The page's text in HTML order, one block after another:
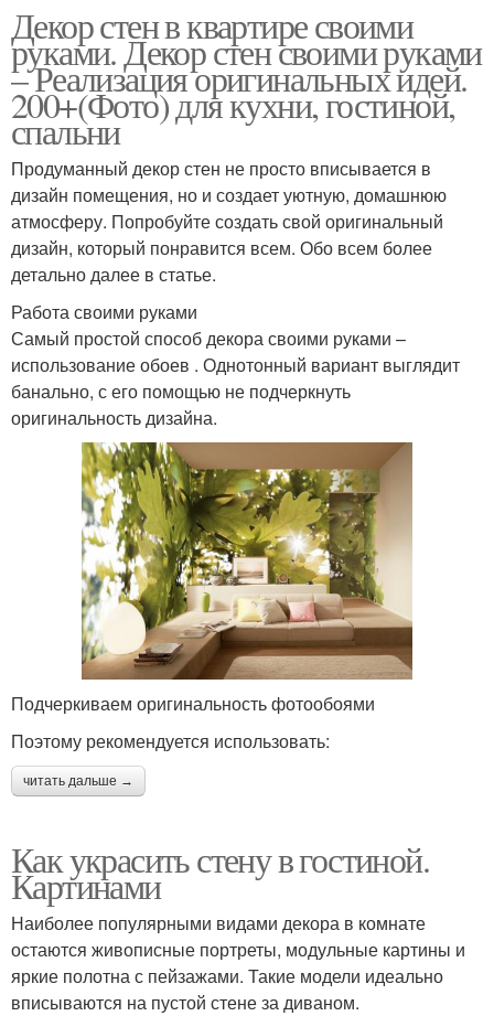
Декор стен в квартире своими
руками. Декор стен своими руками
– Реализация оригинальных идей.
200+(Фото) для кухни, гостиной,
спальни
Продуманный декор стен не просто вписывается в
дизайн помещения, но и создает уютную, домашнюю
атмосферу. Попробуйте создать свой оригинальный
дизайн, который понравится всем. Обо всем более
детально далее в статье.
Работа своими руками
Самый простой способ декора своими руками –
использование обоев . Однотонный вариант выглядит
банально, с его помощью не подчеркнуть
оригинальность дизайна.
Подчеркиваем оригинальность фотообоями
Поэтому рекомендуется использовать:
читать дальше →
Как украсить стену в гостиной.
Картинами
Наиболее популярными видами декора в комнате
остаются живописные портреты, модульные картины и
яркие полотна с пейзажами. Такие модели идеально
вписываются на пустой стене за диваном.